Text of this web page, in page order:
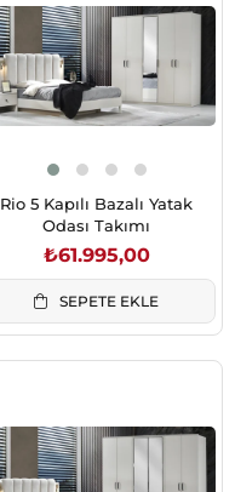
Rio 5 Kapılı Bazalı Yatak
Odası Takımı
₺61.995,00
SEPETE EKLE